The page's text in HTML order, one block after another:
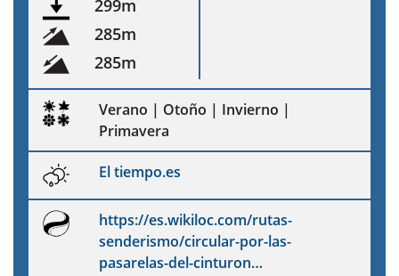
299m
285m
285m
Verano | Otoño | Invierno |
Primavera
El tiempo.es
https://es.wikiloc.com/rutas-
senderismo/circular-por-las-
pasarelas-del-cinturon…